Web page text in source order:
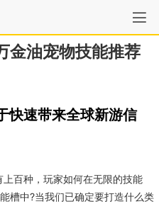
金油宠物技能推荐
快速带来全球新游信
上百种，玩家如何在无限的技能
槽中?当我们已确定要打造什么类